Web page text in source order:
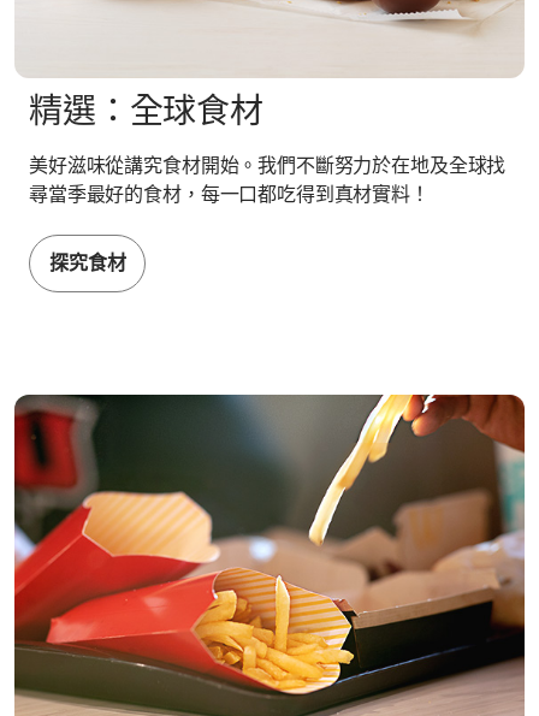
精選：全球食材
美好滋味從講究食材開始。我們不斷努力於在地及全球找
尋當季最好的食材，每一口都吃得到真材實料！
探究食材